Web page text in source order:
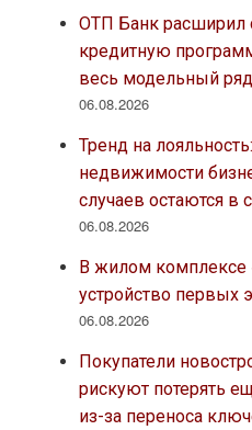
ОТП Банк расширил
кредитную
весь модельный
06.08.2026
Тренд на
недвижимости
случаев остаются в
06.08.2026
В жилом комплексе
устройство первых
06.08.2026
Покупатели
рискуют потерять
из-за переноса